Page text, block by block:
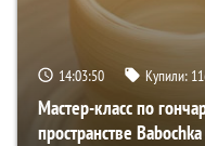
14:03:50 Купили:
Мастер-класс по
пространстве Babochka